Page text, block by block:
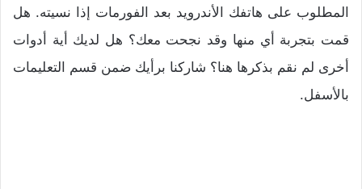
المطلوب على هاتفك الأندرويد بعد الفورمات إذا نسيته. هل
قمت بتجربة أي منها وقد نجحت معك؟ هل لديك أية أدوات
أخرى لم نقم بذكرها هنا؟ شاركنا برأيك ضمن قسم التعليمات
بالأسفل.